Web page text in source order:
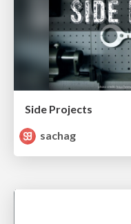
Side Projects
sachag